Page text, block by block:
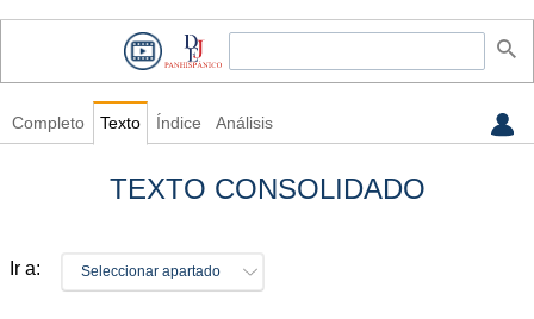
Completo Texto Índice Análisis
TEXTO CONSOLIDADO
Ir a: Seleccionar apartado